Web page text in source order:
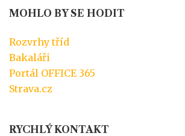
MOHLO BY SE HODIT
Rozvrhy tříd
Bakaláři
Portál OFFICE 365
Strava.cz
RYCHLÝ KONTAKT